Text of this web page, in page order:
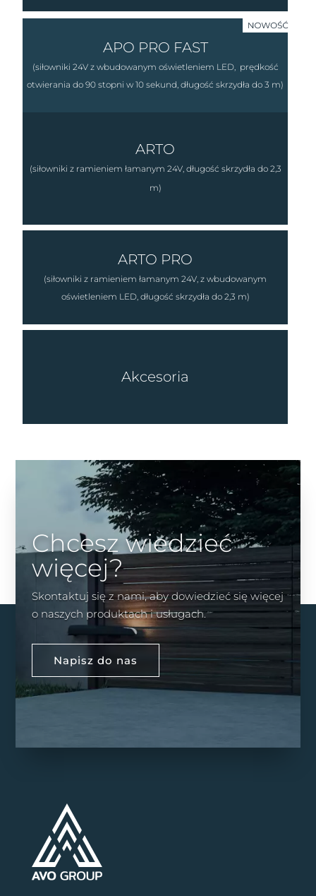
APO PRO FAST
(siłowniki 24V z wbudowanym oświetleniem LED, prędkość
otwierania do 90 stopni w 10 sekund, długość skrzydła do 3 m)
ARTO
(siłowniki z ramieniem łamanym 24V, długość skrzydła do 2,3
m)
ARTO PRO
(siłowniki z ramieniem łamanym 24V, z wbudowanym
oświetleniem LED, długość skrzydła do 2,3 m)
Akcesoria
Chcesz wiedzieć
więcej?
Skontaktuj się z nami, aby dowiedzieć się więcej
o naszych produktach i usługach.
Napisz do nas